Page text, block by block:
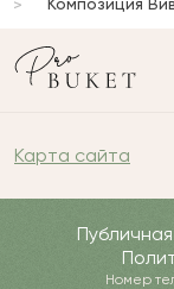
Карта сайта
Номер